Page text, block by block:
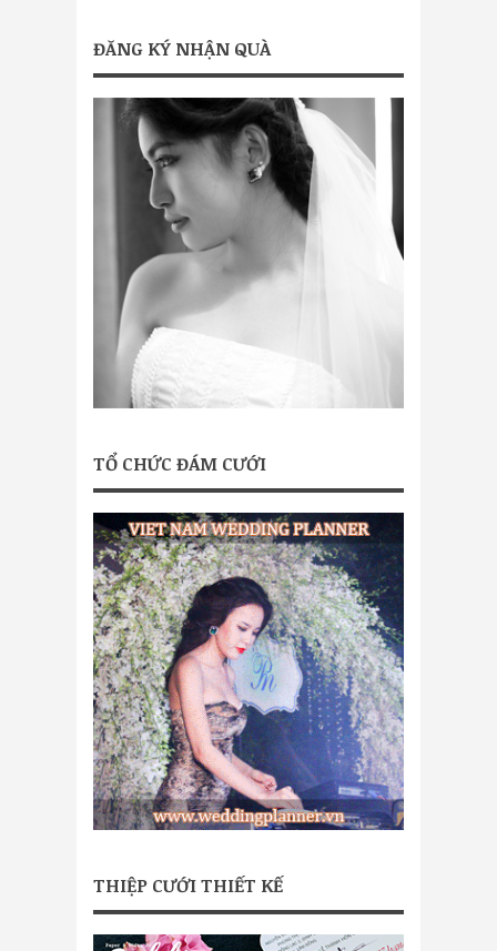
ĐĂNG KÝ NHẬN QUÀ
TỔ CHỨC ĐÁM CƯỚI
THIỆP CƯỚI THIẾT KẾ